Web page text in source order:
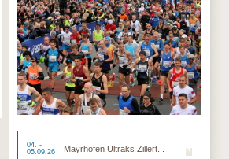
04. -
05.09.26
Mayrhofen Ultraks Zillert...